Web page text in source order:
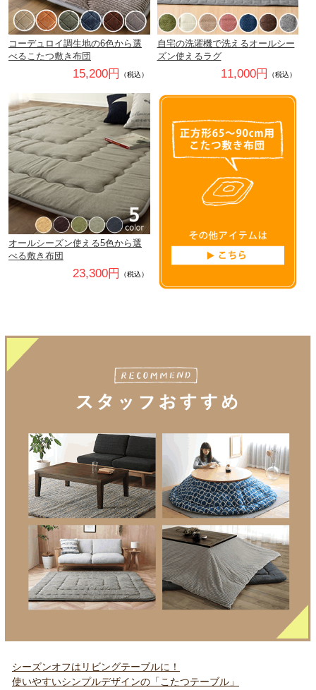
シーズンオフはリビングテーブルに！
使いやすいシンプルデザインの「こたつテーブル」